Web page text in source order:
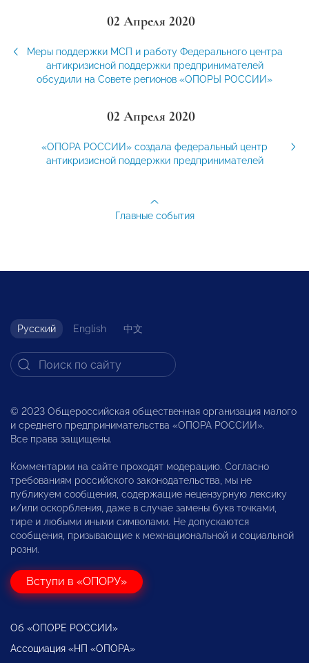
02 Апреля 2020
Меры поддержки МСП и работу Федерального центра
антикризисной поддержки предпринимателей
обсудили на Совете регионов «ОПОРЫ РОССИИ»
02 Апреля 2020
«ОПОРА РОССИИ» создала федеральный центр
антикризисной поддержки предпринимателей
Главные события
Русский English 中文
© 2023 Общероссийская общественная организация малого
и среднего предпринимательства «ОПОРА РОССИИ».
Все права защищены.
Комментарии на сайте проходят модерацию. Согласно
требованиям российского законодательства, мы не
публикуем сообщения, содержащие нецензурную лексику
и/или оскорбления, даже в случае замены букв точками,
тире и любыми иными символами. Не допускаются
сообщения, призывающие к межнациональной и социальной
розни.
Вступи в «ОПОРУ»
Об «ОПОРЕ РОССИИ»
Ассоциация «НП «ОПОРА»